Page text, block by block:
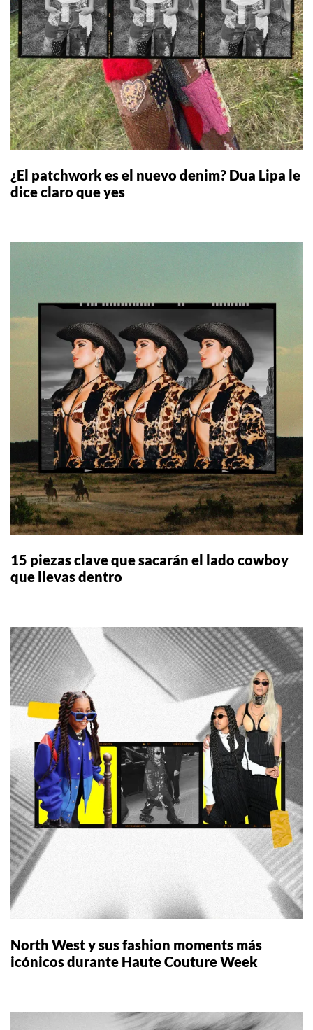
¿El patchwork es el nuevo denim? Dua Lipa le
dice claro que yes
15 piezas clave que sacarán el lado cowboy
que llevas dentro
North West y sus fashion moments más
icónicos durante Haute Couture Week